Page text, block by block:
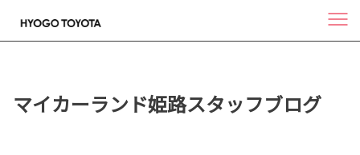
マイカーランド姫路スタッフブログ